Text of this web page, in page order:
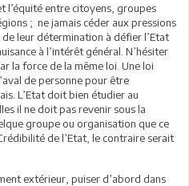
l’équité entre citoyens, groupes
; ne jamais céder aux pressions
leur détermination à défier l’Etat
à l’intérêt général. N’hésiter
la force de la même loi. Une loi
de personne pour être
L’Etat doit bien étudier au
il ne doit pas revenir sous la
groupe ou organisation que ce
de l’Etat, le contraire serait
extérieur, puiser d’abord dans